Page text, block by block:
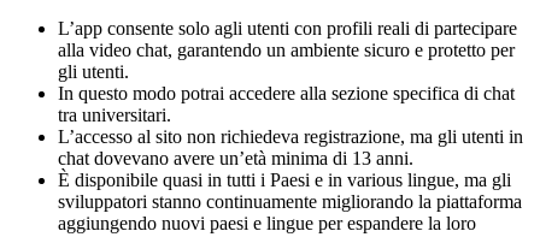
L’app consente solo agli utenti con profili reali di partecipare
alla video chat, garantendo un ambiente sicuro e protetto per
gli utenti.
In questo modo potrai accedere alla sezione specifica di chat
tra universitari.
L’accesso al sito non richiedeva registrazione, ma gli utenti in
chat dovevano avere un’età minima di 13 anni.
È disponibile quasi in tutti i Paesi e in various lingue, ma gli
sviluppatori stanno continuamente migliorando la piattaforma
aggiungendo nuovi paesi e lingue per espandere la loro